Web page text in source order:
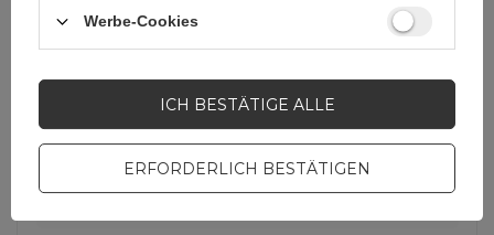
Verpackung Folie
Werbe-Cookies
ERFORDERLICH BESTÄTIGEN
ICH BESTÄTIGE ALLE